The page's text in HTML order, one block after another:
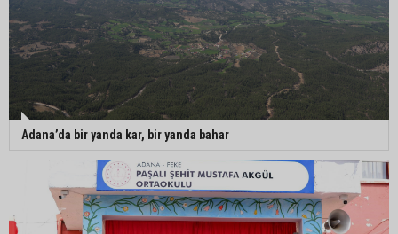
Adana’da bir yanda kar, bir yanda bahar